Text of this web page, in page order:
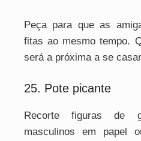
Peça para que as
fitas ao mesmo tempo.
será a próxima a se
25. Pote picante
Recorte figuras de
masculinos em papel